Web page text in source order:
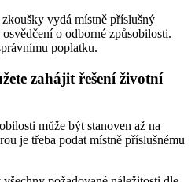
vydá místně příslušný
o odborné způsobilosti.
poplatku.
zahájit řešení životní
může být stanoven až na
je třeba podat místně příslušnému